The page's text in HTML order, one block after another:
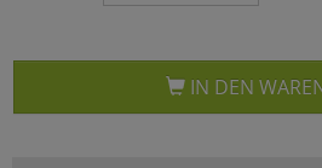
IN DEN